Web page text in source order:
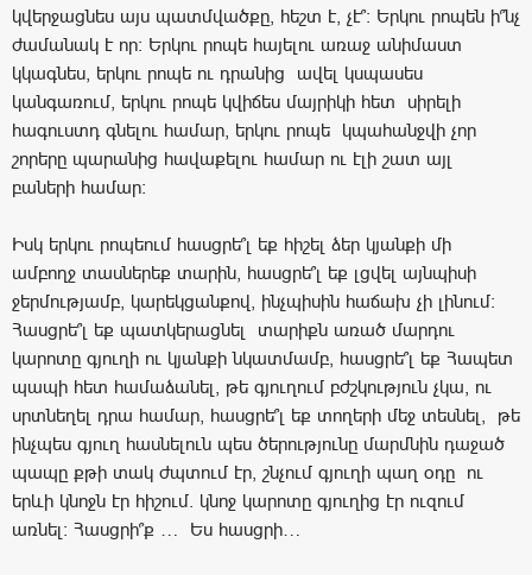
կվերջացնես այս պատմվածքը, հեշտ է, չէ՞: Երկու րոպեն ի՞նչ
ժամանակ է որ: Երկու րոպե հայելու առաջ անիմաստ
կկագնես, երկու րոպե ու դրանից ավել կսպասես
կանգառում, երկու րոպե կվիճես մայրիկի հետ սիրելի
հագուստդ գնելու համար, երկու րոպե կպահանջվի չոր
շորերը պարանից հավաքելու համար ու էլի շատ այլ
բաների համար:
Իսկ երկու րոպեում հասցրե՞լ եք հիշել ձեր կյանքի մի
ամբողջ տասներեք տարին, հասցրե՞լ եք լցվել այնպիսի
ջերմությամբ, կարեկցանքով, ինչպիսին հաճախ չի լինում:
Հասցրե՞լ եք պատկերացնել տարիքն առած մարդու
կարոտը գյուղի ու կյանքի նկատմամբ, հասցրե՞լ եք Հապետ
պապի հետ համաձանել, թե գյուղում բժշկություն չկա, ու
սրտնեղել դրա համար, հասցրե՞լ եք տողերի մեջ տեսնել, թե
ինչպես գյուղ հասնելուն պես ծերությունը մարմնին դաջած
պապը քթի տակ ժպտում էր, շնչում գյուղի պաղ օդը ու
երևի կնոջն էր հիշում. կնոջ կարոտը գյուղից էր ուզում
առնել: Հասցրի՞ք … Ես հասցրի…